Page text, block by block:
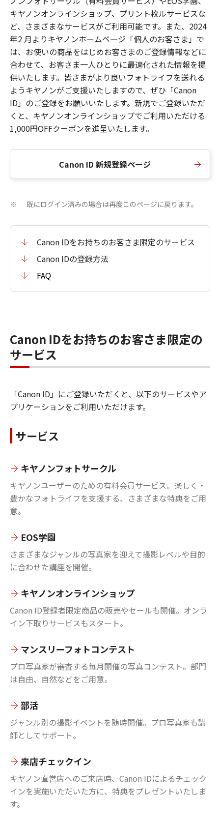
キヤノンオンラインショップ、プリント枚ルサービスな
ど、さまざまなサービスがご利用可能です。また、2024
年2 月よりキヤノンホームページ「個人のお客さま」で
は、お使いの商品をはじめお客さまのご登録情報などに
合わせて、お客さま一人ひとりに最適化された情報を提
供いたします。皆さまがより良いフォトライフを送れる
ようキヤノンがご支援いたしますので、ぜひ「Canon
ID」のご登録をお願いいたします。新規でご登録いただ
くと、キヤノンオンラインショップでご利用いただける
1,000円OFFクーポンを進呈いたします。
Canon ID 新規登録ページ
※ 既にログイン済みの場合は再度このページに戻ります。
Canon IDをお持ちのお客さま限定のサービス
Canon IDの登録方法
FAQ
Canon IDをお持ちのお客さま限定の
サービス
「Canon ID」にご登録いただくと、以下のサービスやア
プリケーションをご利用いただけます。
サービス
キヤノンフォトサークル
キヤノンユーザーのための有料会員サービス。楽しく・
豊かなフォトライフを支援する、さまざまな特典をご用
意。
EOS学園
さまざまなジャンルの写真家を迎えて撮影レベルや目的
に合わせた講座を開催。
キヤノンオンラインショップ
Canon ID登録者限定商品の販売やセールも開催。オンラ
イン下取りサービスもスタート。
マンスリーフォトコンテスト
プロ写真家が審査する毎月開催の写真コンテスト。部門
は自由、自然などをご用意。
部活
ジャンル別の撮影イベントを随時開催。プロ写真家も講
師としてサポート。
来店チェックイン
キヤノン直営店へのご来店時、Canon IDによるチェック
インを実施いただいた方に、特典をプレゼントいたしま
す。